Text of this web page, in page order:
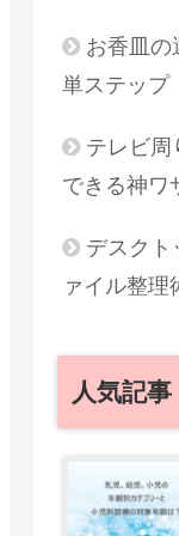
お香皿の
単ステップ
テレビ周
できる神ワ
デスクト
ァイル整理
人気記事